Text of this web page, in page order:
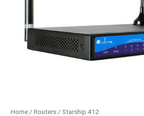
Home /Routers / Starship 412